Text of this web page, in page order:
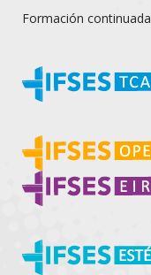
Formación continuada